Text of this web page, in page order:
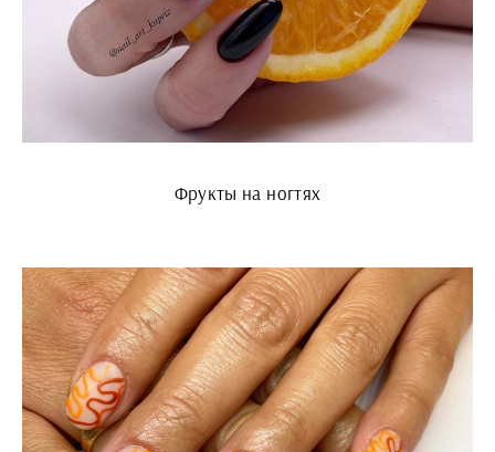
Фрукты на ногтях